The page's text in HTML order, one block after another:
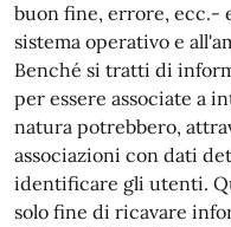
buon fine, errore, ecc.-
sistema operativo e
Benché si tratti di
per essere associate a
natura potrebbero,
associazioni con dati
identificare gli utenti.
solo fine di ricavare